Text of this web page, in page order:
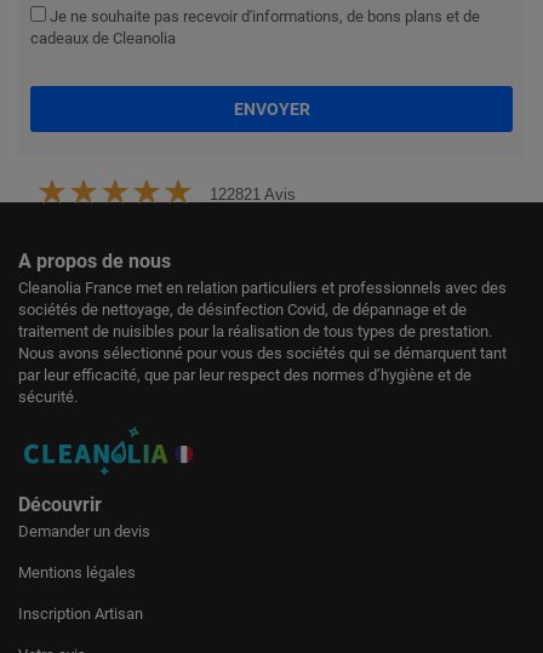
Je ne souhaite pas recevoir d'informations, de bons plans et de
cadeaux de Cleanolia
ENVOYER
122821 Avis
A propos de nous
Cleanolia France met en relation particuliers et professionnels avec des
sociétés de nettoyage, de désinfection Covid, de dépannage et de
traitement de nuisibles pour la réalisation de tous types de prestation.
Nous avons sélectionné pour vous des sociétés qui se démarquent tant
par leur efficacité, que par leur respect des normes d’hygiène et de
sécurité.
Découvrir
Demander un devis
Mentions légales
Inscription Artisan